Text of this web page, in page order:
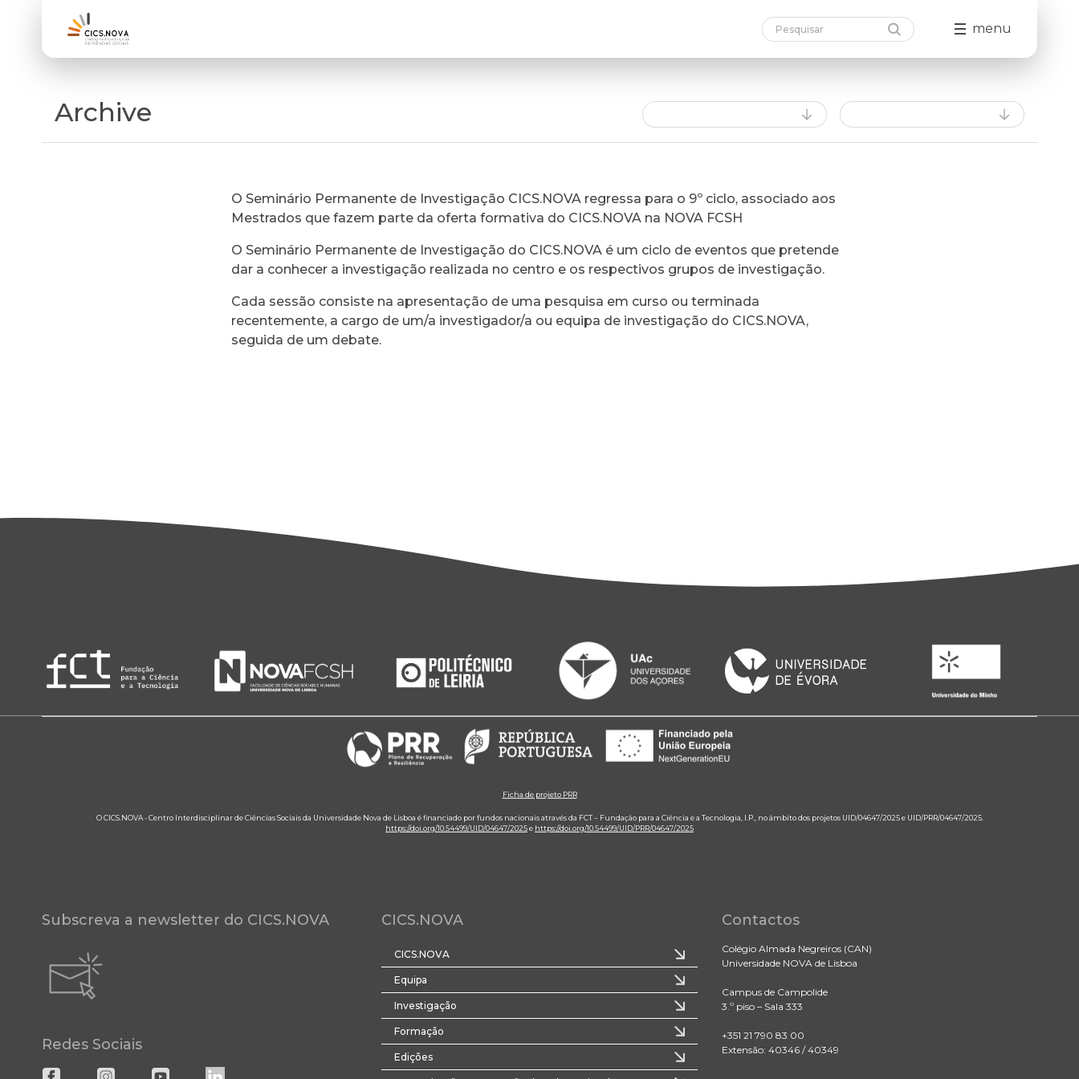
menu
Archive
O Seminário Permanente de Investigação CICS.NOVA regressa para o 9º ciclo, associado aos
Mestrados que fazem parte da oferta formativa do CICS.NOVA na NOVA FCSH
O Seminário Permanente de Investigação do CICS.NOVA é um ciclo de eventos que pretende
dar a conhecer a investigação realizada no centro e os respectivos grupos de investigação.
Cada sessão consiste na apresentação de uma pesquisa em curso ou terminada
recentemente, a cargo de um/a investigador/a ou equipa de investigação do CICS.NOVA,
seguida de um debate.
Ficha de projeto PRR
O CICS.NOVA - Centro Interdisciplinar de Ciências Sociais da Universidade Nova de Lisboa é financiado por fundos nacionais através da FCT – Fundação para a Ciência e a Tecnologia, I.P., no âmbito dos projetos UID/04647/2025 e UID/PRR/04647/2025.
https://doi.org/10.54499/UID/04647/2025e https://doi.org/10.54499/UID/PRR/04647/2025
Subscreva a newsletter do CICS.NOVA
Redes Sociais
CICS.NOVA
CICS.NOVA
Equipa
Investigação
Formação
Edições
Contactos
Colégio Almada Negreiros (CAN)
Universidade NOVA de Lisboa
Campus de Campolide
3.º piso – Sala 333
+351 21 790 83 00
Extensão: 40346 / 40349